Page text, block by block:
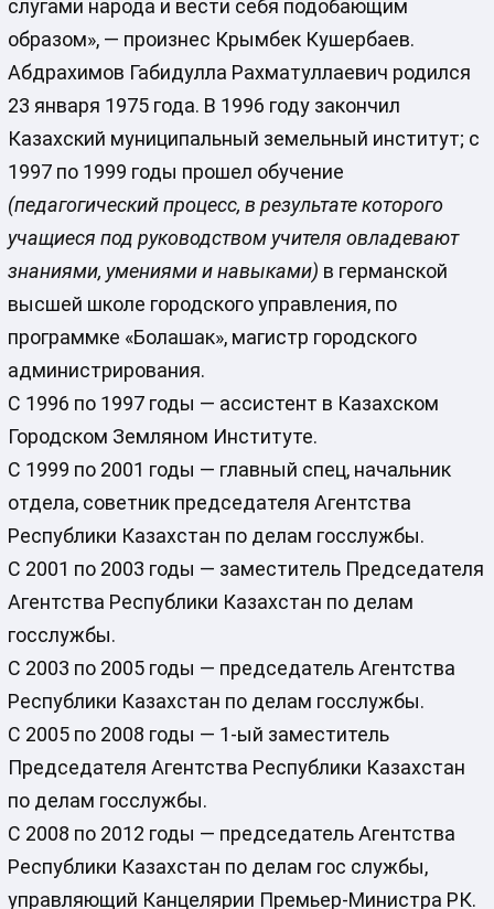
слугами народа и вести себя подобающим
образом», — произнес Крымбек Кушербаев.
Абдрахимов Габидулла Рахматуллаевич родился
23 января 1975 года. В 1996 году закончил
Казахский муниципальный земельный институт; с
1997 по 1999 годы прошел обучение
(педагогический процесс, в результате которого
учащиеся под руководством учителя овладевают
знаниями, умениями и навыками) в германской
высшей школе городского управления, по
программке «Болашак», магистр городского
администрирования.
С 1996 по 1997 годы — ассистент в Казахском
Городском Земляном Институте.
С 1999 по 2001 годы — главный спец, начальник
отдела, советник председателя Агентства
Республики Казахстан по делам госслужбы.
С 2001 по 2003 годы — заместитель Председателя
Агентства Республики Казахстан по делам
госслужбы.
С 2003 по 2005 годы — председатель Агентства
Республики Казахстан по делам госслужбы.
С 2005 по 2008 годы — 1-ый заместитель
Председателя Агентства Республики Казахстан
по делам госслужбы.
С 2008 по 2012 годы — председатель Агентства
Республики Казахстан по делам гос службы,
управляющий Канцелярии Премьер-Министра РК.